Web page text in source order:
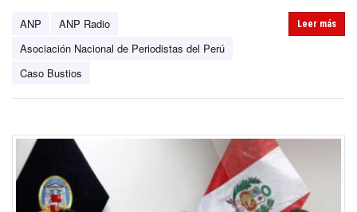
ANP
ANP Radio
Asociación Nacional de Periodistas del Perú
Caso Bustios
Leer más